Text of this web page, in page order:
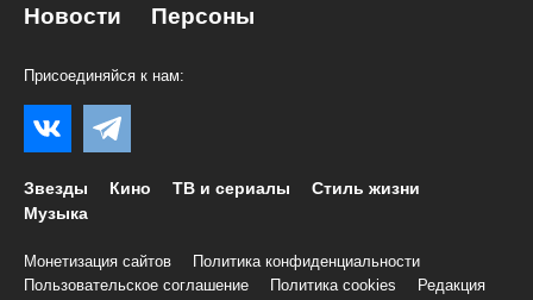
Новости Персоны
Присоединяйся к нам:
Звезды Кино ТВ и сериалы
Стиль жизни
Музыка
Монетизация сайтов
Политика конфиденциальности
Пользовательское соглашение
Политика cookies Редакция